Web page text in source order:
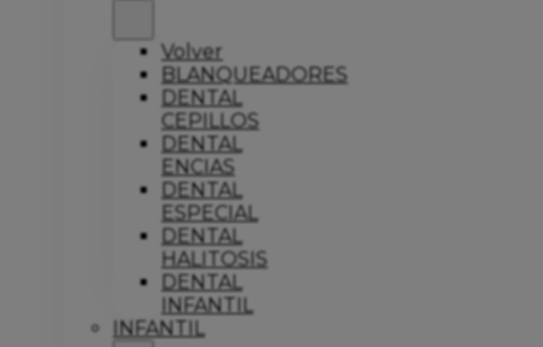
Volver
BLANQUEADORES
DENTAL
CEPILLOS
DENTAL
ENCIAS
DENTAL
ESPECIAL
DENTAL
HALITOSIS
DENTAL
INFANTIL
INFANTIL